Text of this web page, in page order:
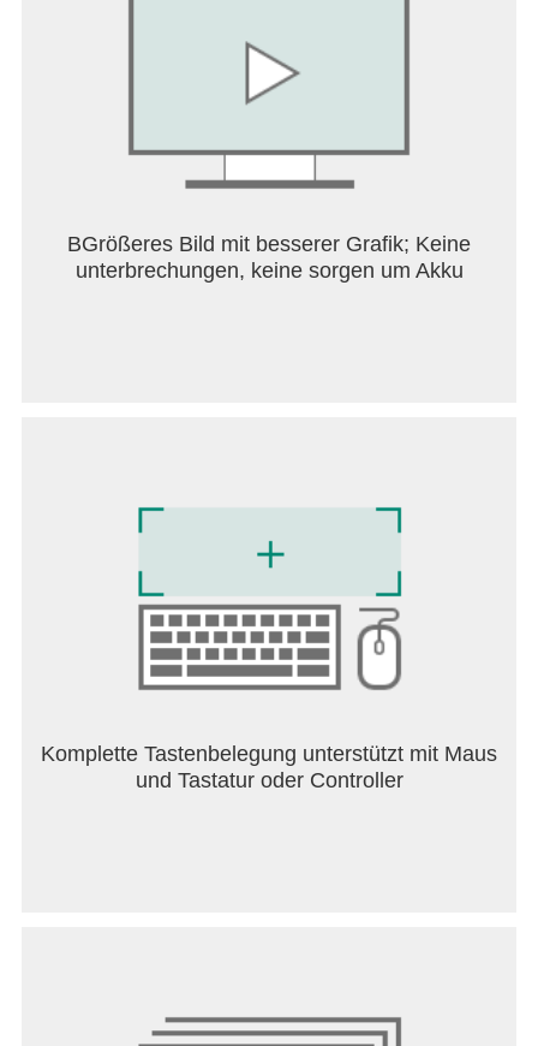
BGrößeres Bild mit besserer Grafik; Keine
unterbrechungen, keine sorgen um Akku
Komplette Tastenbelegung unterstützt mit Maus
und Tastatur oder Controller